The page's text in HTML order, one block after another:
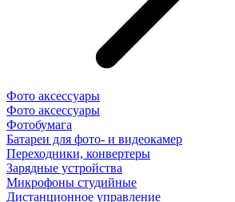
Фото аксессуары
Фото аксессуары
Фотобумага
Батареи для фото- и видеокамер
Переходники, конвертеры
Зарядные устройства
Микрофоны студийные
Дистанционное управление